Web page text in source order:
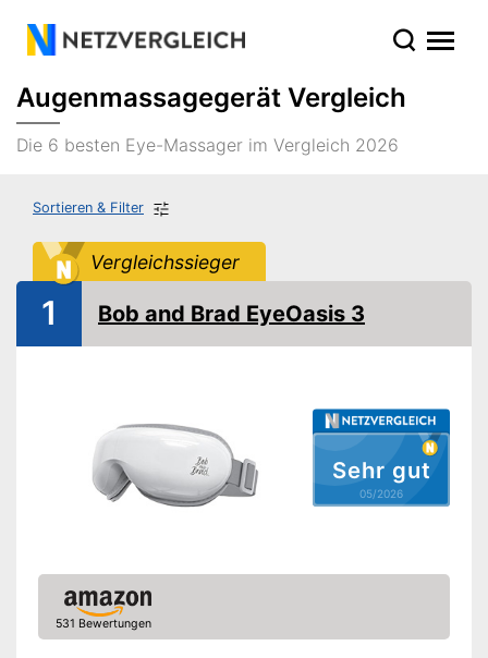
Augenmassagegerät Vergleich
Die 6 besten Eye-Massager im Vergleich 2026
Sortieren & Filter
Vergleichssieger
Sehr gut
05/2026
1 Bob and Brad EyeOasis 3
531 Bewertungen